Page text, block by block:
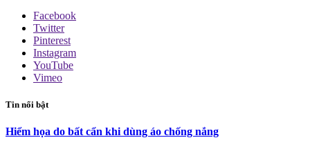
Facebook
Twitter
Pinterest
Instagram
YouTube
Vimeo
Tin nổi bật
Hiểm họa do bất cẩn khi dùng áo chống nắng